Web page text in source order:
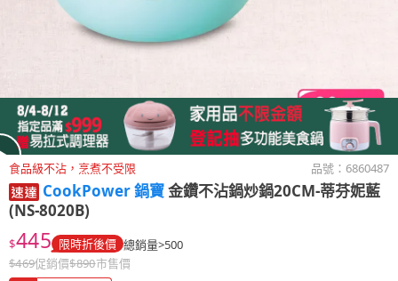
食品級不沾，烹煮不受限 品號： 6860487
CookPower 鍋寶金鑽不沾鍋炒鍋20CM-蒂芬妮藍
(NS-8020B)
$445 限時折後價 總銷量>500
$469促銷價$890市售價